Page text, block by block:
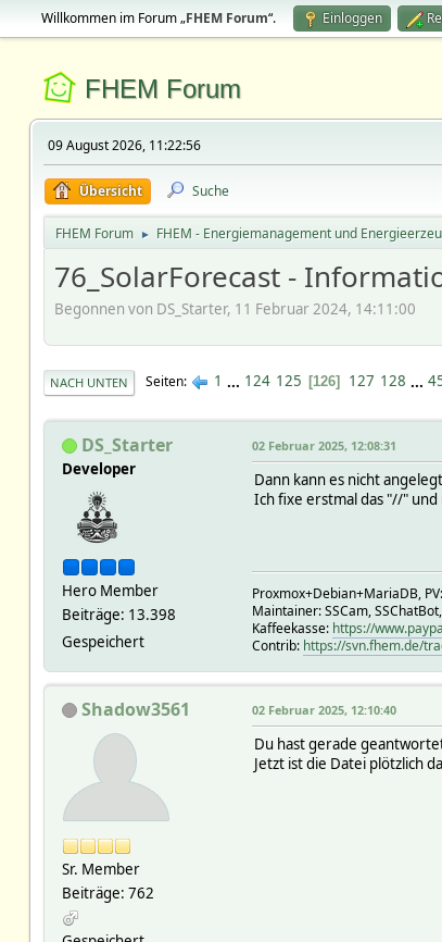
Willkommen im Forum „FHEM Forum“. Einloggen
FHEM Forum
09 August 2026, 11:22:56
Übersicht Suche
FHEM Forum ► FHEM - Energiemanagement und
76_SolarForecast -
Begonnen von DS_Starter, 11 Februar 2024, 14:11:00
NACH UNTEN Seiten 1 ... 124 125 126 127 128 ...
DS_Starter
Developer
Hero Member
Beiträge: 13.398
Gespeichert
02 Februar 2025, 12:08:31
Dann kann es nicht
Ich fixe erstmal das "//" und
Proxmox+Debian+MariaDB,
Maintainer: SSCam,
Kaffeekasse: https://
Contrib: https://svn.fhem.de/
Shadow3561
Sr. Member
Beiträge: 762
02 Februar 2025, 12:10:40
Du hast gerade
Jetzt ist die Datei plötzlich da